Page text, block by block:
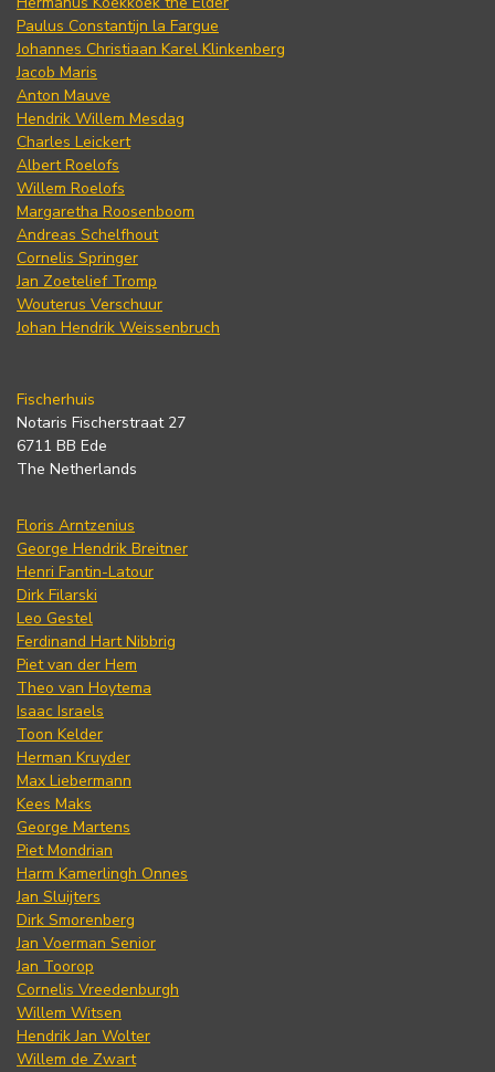
Paulus Constantijn la Fargue
Johannes Christiaan Karel Klinkenberg
Jacob Maris
Anton Mauve
Hendrik Willem Mesdag
Charles Leickert
Albert Roelofs
Willem Roelofs
Margaretha Roosenboom
Andreas Schelfhout
Cornelis Springer
Jan Zoetelief Tromp
Wouterus Verschuur
Johan Hendrik Weissenbruch
Fischerhuis
Notaris Fischerstraat 27
6711 BB Ede
The Netherlands
Floris Arntzenius
George Hendrik Breitner
Henri Fantin-Latour
Dirk Filarski
Leo Gestel
Ferdinand Hart Nibbrig
Piet van der Hem
Theo van Hoytema
Isaac Israels
Toon Kelder
Herman Kruyder
Max Liebermann
Kees Maks
George Martens
Piet Mondrian
Harm Kamerlingh Onnes
Jan Sluijters
Dirk Smorenberg
Jan Voerman Senior
Jan Toorop
Cornelis Vreedenburgh
Willem Witsen
Hendrik Jan Wolter
Willem de Zwart